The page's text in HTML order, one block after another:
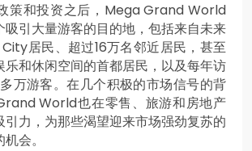
策和投资之后，Mega Grand World
吸引大量游客的目的地，包括来自未来
居民、超过16万名邻近居民，甚至
乐和休闲空间的首都居民，以及每年访
万游客。在几个积极的市场信号的背
World也在零售、旅游和房地产
引力，为那些渴望迎来市场强劲复苏的
会。